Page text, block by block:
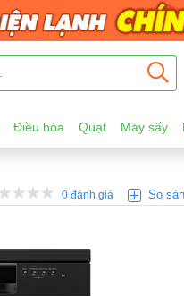
Điều hòa Quạt Máy sấy
0 đánh giá So